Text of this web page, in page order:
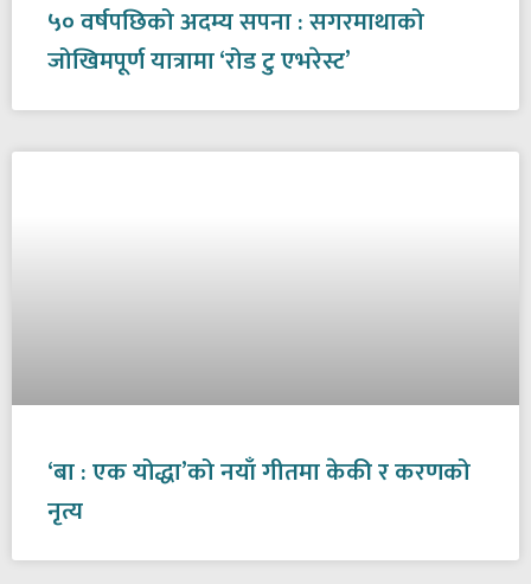
५० वर्षपछिको अदम्य सपना : सगरमाथाको
जोखिमपूर्ण यात्रामा ‘रोड टु एभरेस्ट’
‘बा : एक योद्धा’को नयाँ गीतमा केकी र करणको
नृत्य